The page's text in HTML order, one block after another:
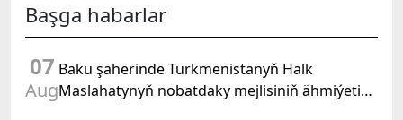
Başga habarlar
07
Aug
Baku şäherinde Türkmenistanyň Halk
Maslahatynyň nobatdaky mejlisiniň ähmiýetine